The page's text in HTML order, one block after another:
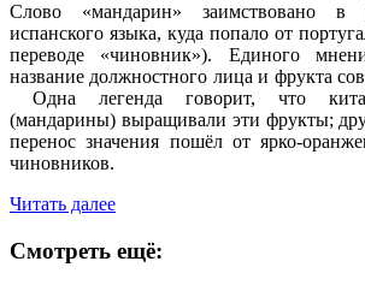
Слово «мандарин» заимствовано
испанского языка, куда попало от
переводе «чиновник»). Единого
название должностного лица и фрукта
Одна легенда говорит, что
(мандарины) выращивали эти фрукты;
перенос значения пошёл от ярко-
чиновников.
Читать далее
Смотреть ещё: